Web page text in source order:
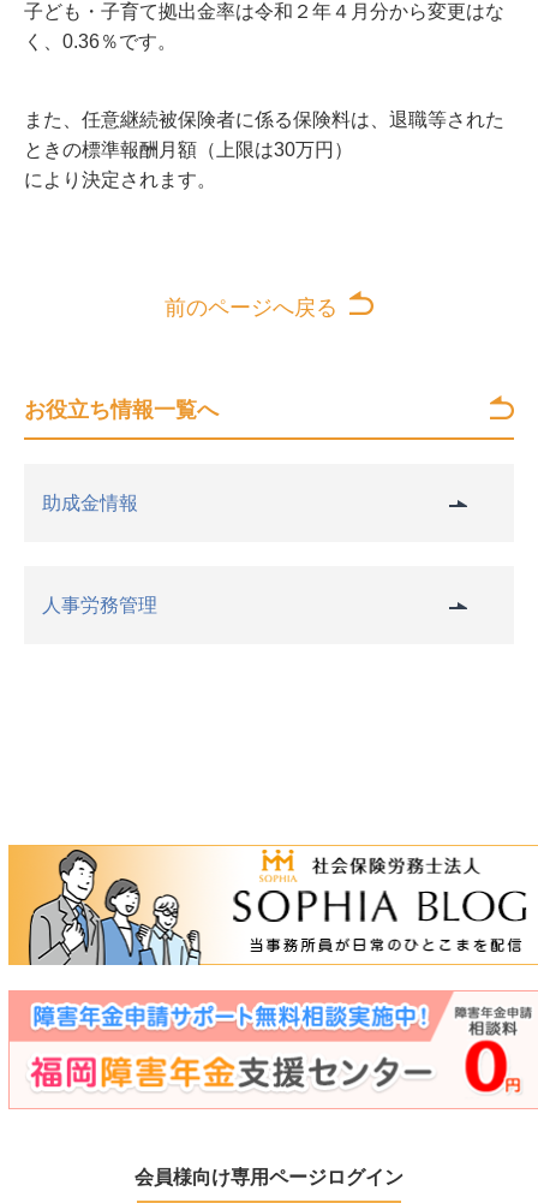
子ども・子育て拠出金率は令和２年４月分から変更はな
く、0.36％です。
また、任意継続被保険者に係る保険料は、退職等された
ときの標準報酬月額（上限は30万円）
により決定されます。
前のページへ戻る
お役立ち情報一覧へ
助成金情報
人事労務管理
会員様向け専用ページログイン